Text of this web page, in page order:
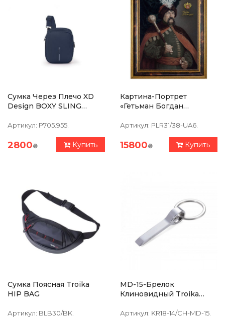
Сумка Через Плечо XD
Design BOXY SLING
Артикул: P705.955.
2800₴ Купить
Картина-Портрет
«Гетьман Богдан
Артикул: PLR31/38-UA6.
15800₴ Купить
Сумка Поясная Troika
HIP BAG
Артикул: BLB30/BK.
MD-15-Брелок
Клиновидный Troika
Артикул: KR18-14/CH-MD-15.